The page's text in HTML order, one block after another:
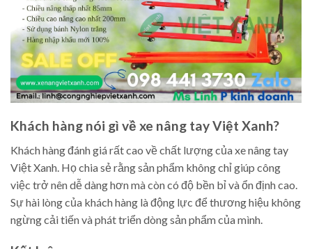
Khách hàng nói gì về xe nâng tay Việt Xanh?
Khách hàng đánh giá rất cao về chất lượng của xe nâng tay
Việt Xanh. Họ chia sẻ rằng sản phẩm không chỉ giúp công
việc trở nên dễ dàng hơn mà còn có độ bền bỉ và ổn định cao.
Sự hài lòng của khách hàng là động lực để thương hiệu không
ngừng cải tiến và phát triển dòng sản phẩm của mình.